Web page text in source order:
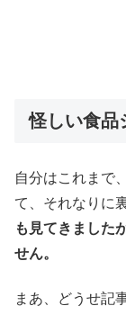
怪しい食品
自分はこれまで
て、それなりに
も見てきました
せん。
まあ、どうせ記